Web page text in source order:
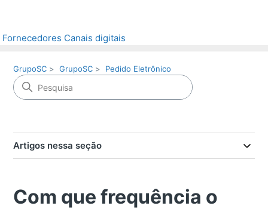
Fornecedores Canais digitais
GrupoSC GrupoSC Pedido Eletrônico
Artigos nessa seção
Com que frequência o